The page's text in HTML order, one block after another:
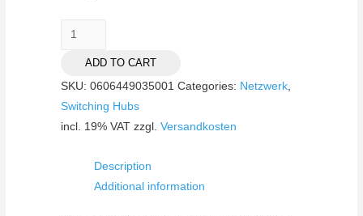
Netgear
quantity
ADD TO CART
SKU:0606449035001 Categories: Netzwerk
Switching Hubs
incl. 19% VAT zzgl.Versandkosten
Description
Additional information